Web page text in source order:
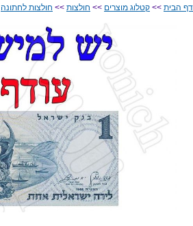
דף הבית >> קטלוג מוצרים >> חולצות >> חולצות לחתונה